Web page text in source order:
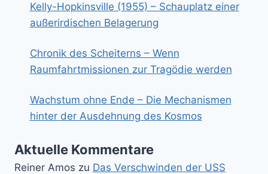
Kelly-Hopkinsville (1955) – Schauplatz einer
außerirdischen Belagerung
Chronik des Scheiterns – Wenn
Raumfahrtmissionen zur Tragödie werden
Wachstum ohne Ende – Die Mechanismen
hinter der Ausdehnung des Kosmos
Aktuelle Kommentare
Reiner Amos zu Das Verschwinden der USS